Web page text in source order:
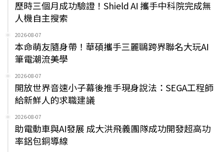
歷時三個月成功驗證！Shield AI 攜手中科院完成無
人機自主搜索
2026-08-07
本命萌友隨身帶！華碩攜手三麗鷗跨界聯名大玩AI
筆電潮流美學
2026-08-07
開放世界音速小子幕後推手現身說法：SEGA工程師
給新鮮人的求職建議
2026-08-07
助電動車與AI發展 成大洪飛義團隊成功開發超高功
率鋁包銅導線